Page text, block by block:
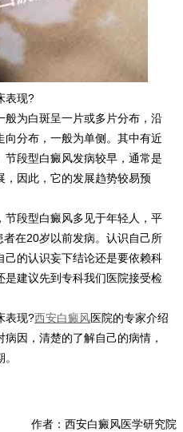
表现?
为白斑呈一片或多片分布，沿
分布，一般为单侧。其中有近
段型白癜风发病较早，通常是
因此，它的发展趋势较易预
段型白癜风多见于年轻人，平
在20岁以前发病。认识自己所
的认识妄下结论还是要依赖科
建议先到专科我们医院接受检
表现?西安白癜风医院的专家介绍
因，清楚的了解自己的病情，
作者：西安白癜风医学研究院